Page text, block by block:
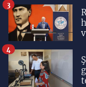
3
4